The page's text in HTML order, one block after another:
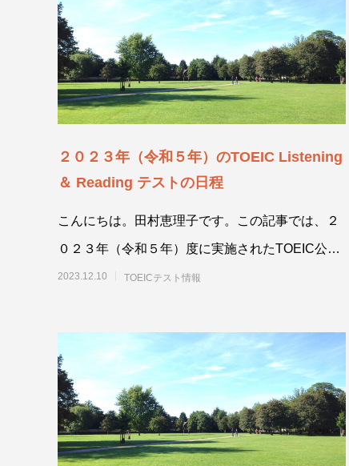
２０２３年（令和５年）のTOEIC Listening
＆ Reading テストの日程
こんにちは。田村恵理子です。この記事では、２
０２３年（令和５年）度に実施されたTOEIC公開
テストの日程をまとめています。最
2023.12.10 TOEICテスト情報